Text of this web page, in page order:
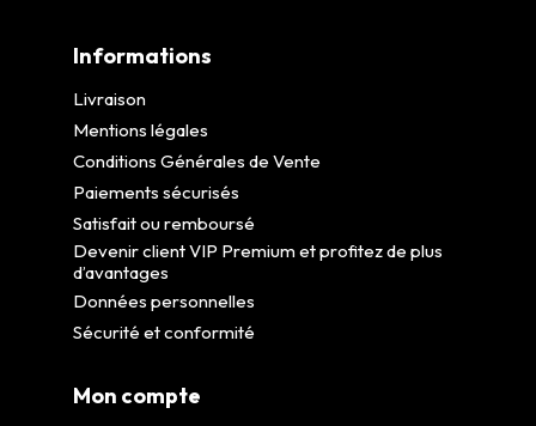
Informations
Livraison
Mentions légales
Conditions Générales de Vente
Paiements sécurisés
Satisfait ou remboursé
Devenir client VIP Premium et profitez de plus
d’avantages
Données personnelles
Sécurité et conformité
Mon compte